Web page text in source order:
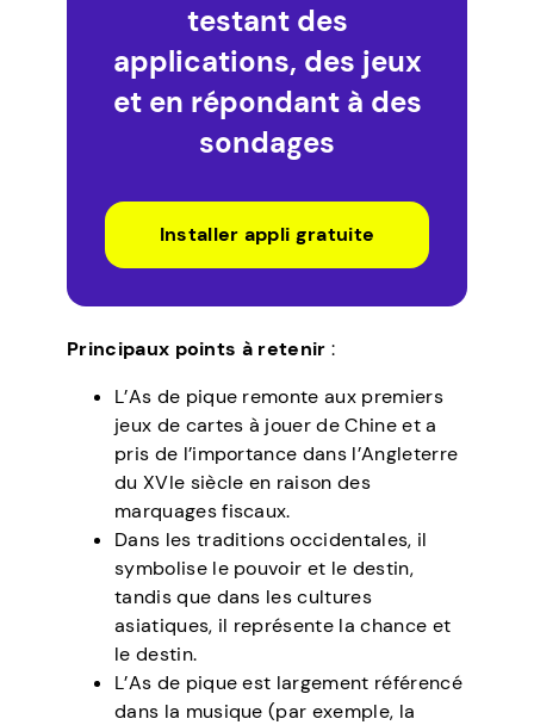
testant des
applications, des jeux
et en répondant à des
sondages
Installer appli gratuite
Principaux points à retenir :
L’As de pique remonte aux premiers
jeux de cartes à jouer de Chine et a
pris de l’importance dans l’Angleterre
du XVIe siècle en raison des
marquages fiscaux.
Dans les traditions occidentales, il
symbolise le pouvoir et le destin,
tandis que dans les cultures
asiatiques, il représente la chance et
le destin.
L’As de pique est largement référencé
dans la musique (par exemple, la